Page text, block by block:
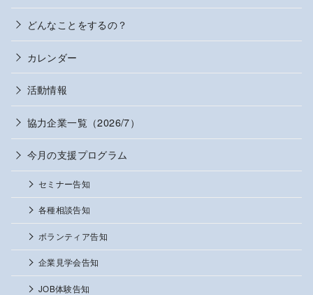
どんなことをするの？
カレンダー
活動情報
協力企業一覧（2026/7）
今月の支援プログラム
セミナー告知
各種相談告知
ボランティア告知
企業見学会告知
JOB体験告知